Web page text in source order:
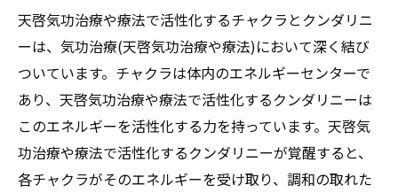
天啓気功治療や療法で活性化するチャクラとクンダリニ
ーは、気功治療(天啓気功治療や療法)において深く結び
ついています。チャクラは体内のエネルギーセンターで
あり、天啓気功治療や療法で活性化するクンダリニーは
このエネルギーを活性化する力を持っています。天啓気
功治療や療法で活性化するクンダリニーが覚醒すると、
各チャクラがそのエネルギーを受け取り、調和の取れた